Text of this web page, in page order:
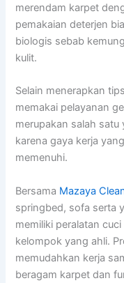
merendam karpet
pemakaian deterjen
biologis sebab
kulit.
Selain menerapkan
memakai pelayanan
merupakan salah
karena gaya kerja
memenuhi.
Bersama Mazaya
springbed, sofa serta
memiliki peralatan
kelompok yang ahli.
memudahkan kerja
beragam karpet dan